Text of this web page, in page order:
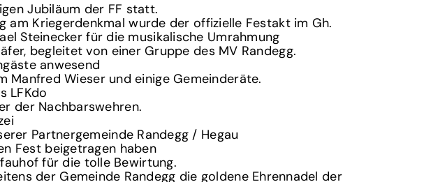
Jubiläum der FF statt.
am Kriegerdenkmal wurde der offizielle Festakt im Gh.
Steinecker für die musikalische Umrahmung
begleitet von einer Gruppe des MV Randegg.
anwesend
Manfred Wieser und einige Gemeinderäte.
LFKdo
der Nachbarswehren.
Partnergemeinde Randegg / Hegau
Fest beigetragen haben
für die tolle Bewirtung.
der Gemeinde Randegg die goldene Ehrennadel der